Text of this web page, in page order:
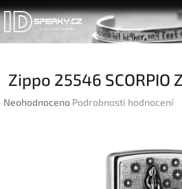
Přejít
na
obsah
Zippo 25546 SCORPIO
Průměrné
Neohodnoceno Podrobnosti hodnocení